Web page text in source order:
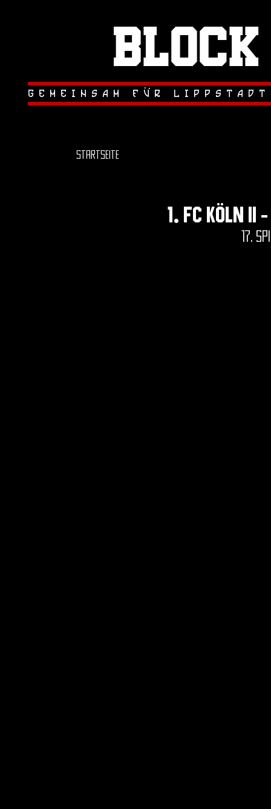
1. fc Köln ii
17.
Block
gemeinsam fur
..
Startseite